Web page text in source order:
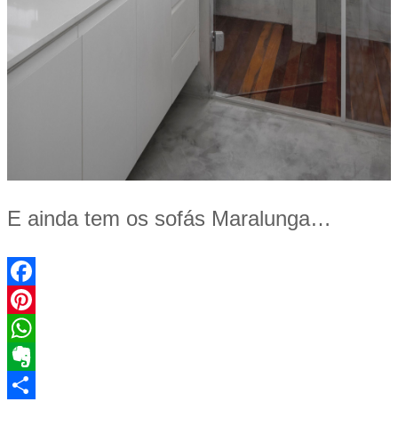
E ainda tem os sofás Maralunga…
Facebook
Pinterest
WhatsApp
Evernote